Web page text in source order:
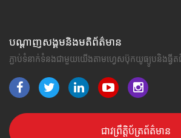
បណ្តាញសង្គមនិងមតិព័ត៌មាន
ភ្ជាប់ទំនាក់ទំនងជាមួយយើងតាមហ្វេសប៊ុកយូធ្យូបនិងធ្វីត
ជាវព្រឹត្តិប័ត្រព័ត៌មាន